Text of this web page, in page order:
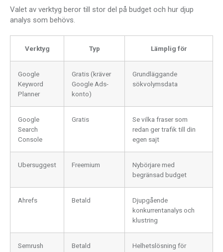
Valet av verktyg beror till stor del på budget och hur djup
analys som behövs.
Verktyg Typ Lämplig för
Google
Keyword
Planner
Gratis (kräver
Google Ads-
konto)
Grundläggande
sökvolymsdata
Google
Search
Console
Gratis
Se vilka fraser som
redan ger trafik till din
egen sajt
Ubersuggest Freemium
Nybörjare med
begränsad budget
Ahrefs Betald
Djupgående
konkurrentanalys och
klustring
Semrush Betald
Helhetslösning för